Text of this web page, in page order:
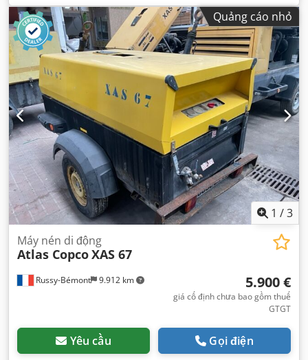
l, nhà sản xuất động cơ:Deutz D2011L03, tổng chiều dài:
3.740 mm, tổng chiều rộng:1.410 mm, tổng chiều cao:
1.360 mm, công suất: 36 kW (48,95 mã lực), lưu lượng thể
tích:318 m³/giờ, áp suất làm việc:7 thanh, áp suất (tối
thiểu):
4 thanh, áp suất (tối đa): 8,5 thanh, mức độ ồn:98
dB, Năm sản xuất: , giờ hoạt động:1.190 h
, kiểm định
tiếp theo (TÜV):
04/2025 , số máy/phương tiện:APP418299,
Thiết bị: Kiểm tra an toàn UVV
Quảng cáo nhỏ
1 /3
Russy-Bémont 9.912 km
Máy nén di động
Atlas CopcoXAS 67
5.900 €
giá cố định chưa bao gồm thuế
GTGT
Yêu cầu Gọi điện